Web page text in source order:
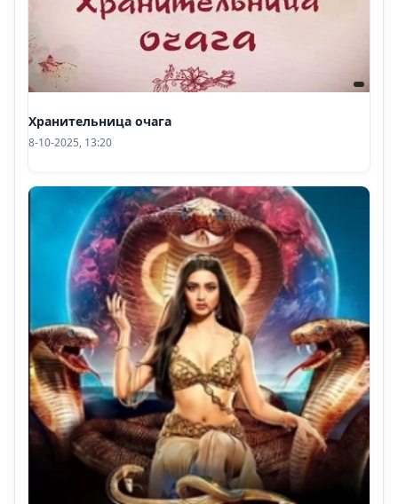
Хранительница очага
8-10-2025, 13:20